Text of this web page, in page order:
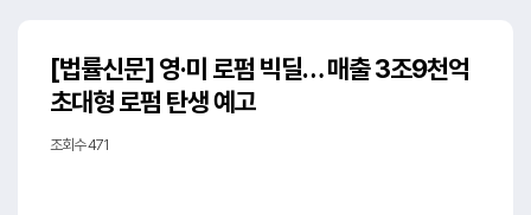
[법률신문] 영·미 로펌 빅딜… 매출 3조9천억
초대형 로펌 탄생 예고
조회수 471